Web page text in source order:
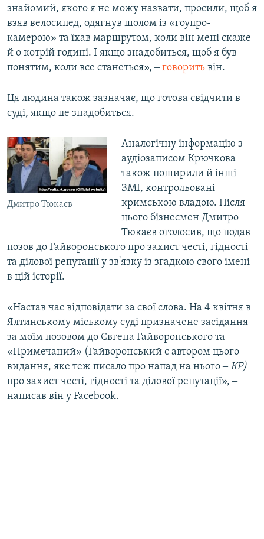
знайомий, якого я не можу назвати, просили, щоб я
взяв велосипед, одягнув шолом із «гоупро-
камерою» та їхав маршрутом, коли він мені скаже
й о котрій годині. І якщо знадобиться, щоб я був
понятим, коли все станеться», ‒говорить він.
Ця людина також зазначає, що готова свідчити в
суді, якщо це знадобиться.
Дмитро Тюкаєв
Аналогічну інформацію з
аудіозаписом Крючкова
також поширили й інші
ЗМІ, контрольовані
кримською владою. Після
цього бізнесмен Дмитро
Тюкаєв оголосив, що подав
позов до Гайворонського про захист честі, гідності
та ділової репутації у зв'язку із згадкою свого імені
в цій історії.
«Настав час відповідати за свої слова. На 4 квітня в
Ялтинському міському суді призначене засідання
за моїм позовом до Євгена Гайворонського та
«Примечаний» (Гайворонський є автором цього
видання, яке теж писало про напад на нього ‒КР)
про захист честі, гідності та ділової репутації», ‒
написав він у Facebook.